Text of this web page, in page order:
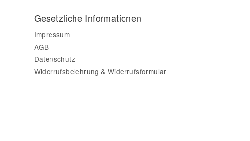
Gesetzliche Informationen
Impressum
AGB
Datenschutz
Widerrufsbelehrung & Widerrufsformular